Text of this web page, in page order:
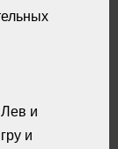
и
и